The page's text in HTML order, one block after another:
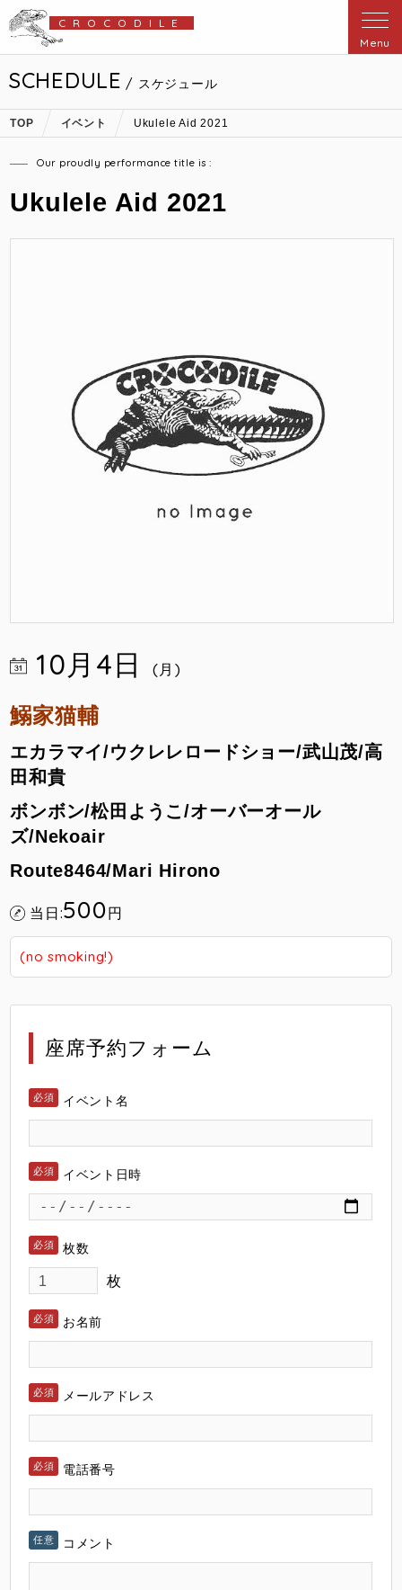
CROCODILE
Menu
SCHEDULE / スケジュール
TOP イベント Ukulele Aid 2021
Our proudly performance title is :
Ukulele Aid 2021
10月4日 (月)
鰯家猫輔
エカラマイ/ウクレレロードショー/武山茂/高
田和貴
ボンボン/松田ようこ/オーバーオール
ズ/Nekoair
Route8464/Mari Hirono
当日:500円
(no smoking!)
座席予約フォーム
イベント名
イベント日時
枚数
枚
お名前
メールアドレス
電話番号
コメント